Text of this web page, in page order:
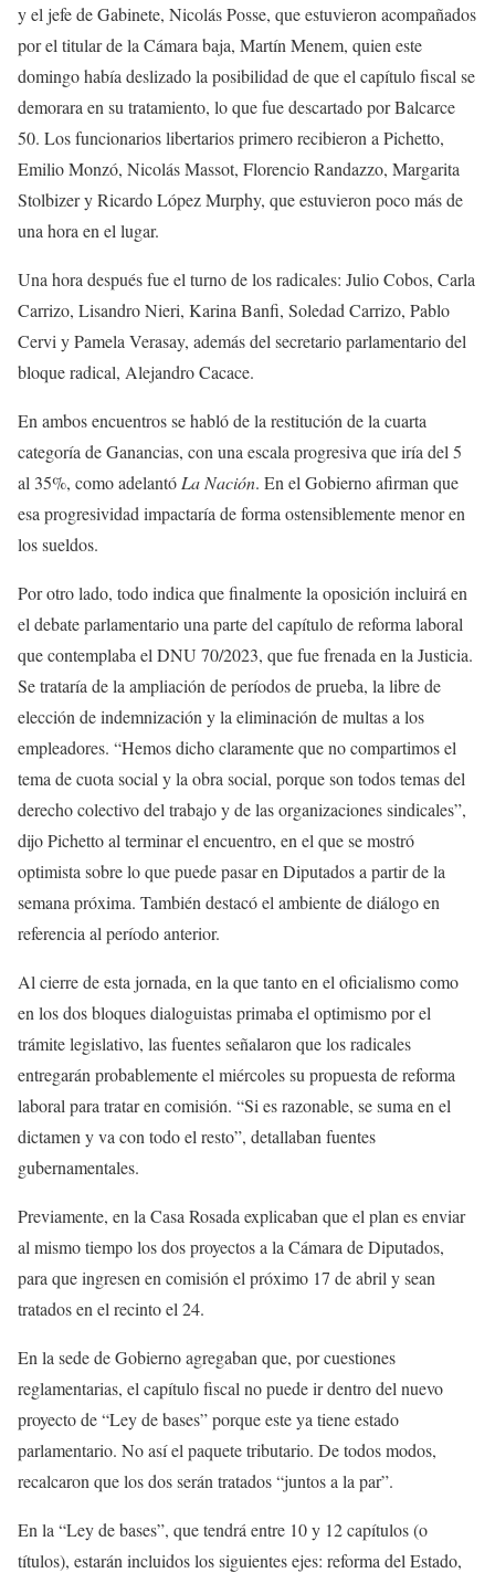
y el jefe de Gabinete, Nicolás Posse, que estuvieron acompañados
por el titular de la Cámara baja, Martín Menem, quien este
domingo había deslizado la posibilidad de que el capítulo fiscal se
demorara en su tratamiento, lo que fue descartado por Balcarce
50. Los funcionarios libertarios primero recibieron a Pichetto,
Emilio Monzó, Nicolás Massot, Florencio Randazzo, Margarita
Stolbizer y Ricardo López Murphy, que estuvieron poco más de
una hora en el lugar.
Una hora después fue el turno de los radicales: Julio Cobos, Carla
Carrizo, Lisandro Nieri, Karina Banfi, Soledad Carrizo, Pablo
Cervi y Pamela Verasay, además del secretario parlamentario del
bloque radical, Alejandro Cacace.
En ambos encuentros se habló de la restitución de la cuarta
categoría de Ganancias, con una escala progresiva que iría del 5
al 35%, como adelantó La Nación. En el Gobierno afirman que
esa progresividad impactaría de forma ostensiblemente menor en
los sueldos.
Por otro lado, todo indica que finalmente la oposición incluirá en
el debate parlamentario una parte del capítulo de reforma laboral
que contemplaba el DNU 70/2023, que fue frenada en la Justicia.
Se trataría de la ampliación de períodos de prueba, la libre de
elección de indemnización y la eliminación de multas a los
empleadores. “Hemos dicho claramente que no compartimos el
tema de cuota social y la obra social, porque son todos temas del
derecho colectivo del trabajo y de las organizaciones sindicales”,
dijo Pichetto al terminar el encuentro, en el que se mostró
optimista sobre lo que puede pasar en Diputados a partir de la
semana próxima. También destacó el ambiente de diálogo en
referencia al período anterior.
Al cierre de esta jornada, en la que tanto en el oficialismo como
en los dos bloques dialoguistas primaba el optimismo por el
trámite legislativo, las fuentes señalaron que los radicales
entregarán probablemente el miércoles su propuesta de reforma
laboral para tratar en comisión. “Si es razonable, se suma en el
dictamen y va con todo el resto”, detallaban fuentes
gubernamentales.
Previamente, en la Casa Rosada explicaban que el plan es enviar
al mismo tiempo los dos proyectos a la Cámara de Diputados,
para que ingresen en comisión el próximo 17 de abril y sean
tratados en el recinto el 24.
En la sede de Gobierno agregaban que, por cuestiones
reglamentarias, el capítulo fiscal no puede ir dentro del nuevo
proyecto de “Ley de bases” porque este ya tiene estado
parlamentario. No así el paquete tributario. De todos modos,
recalcaron que los dos serán tratados “juntos a la par”.
En la “Ley de bases”, que tendrá entre 10 y 12 capítulos (o
títulos), estarán incluidos los siguientes ejes: reforma del Estado,